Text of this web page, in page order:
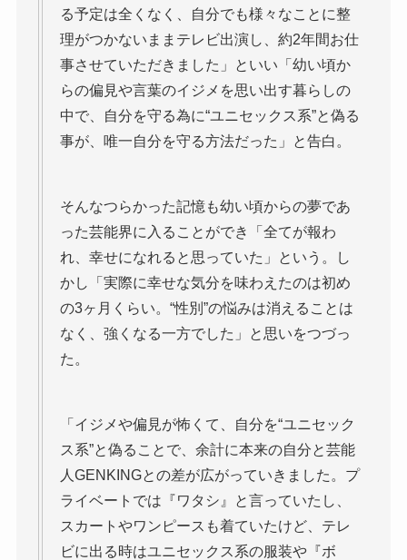
る予定は全くなく、自分でも様々なことに整
理がつかないままテレビ出演し、約2年間お仕
事させていただきました」といい「幼い頃か
らの偏見や言葉のイジメを思い出す暮らしの
中で、自分を守る為に“ユニセックス系”と偽る
事が、唯一自分を守る方法だった」と告白。
そんなつらかった記憶も幼い頃からの夢であ
った芸能界に入ることができ「全てが報わ
れ、幸せになれると思っていた」という。し
かし「実際に幸せな気分を味わえたのは初め
の3ヶ月くらい。“性別”の悩みは消えることは
なく、強くなる一方でした」と思いをつづっ
た。
「イジメや偏見が怖くて、自分を“ユニセック
ス系”と偽ることで、余計に本来の自分と芸能
人GENKINGとの差が広がっていきました。プ
ライベートでは『ワタシ』と言っていたし、
スカートやワンピースも着ていたけど、テレ
ビに出る時はユニセックス系の服装や『ボ